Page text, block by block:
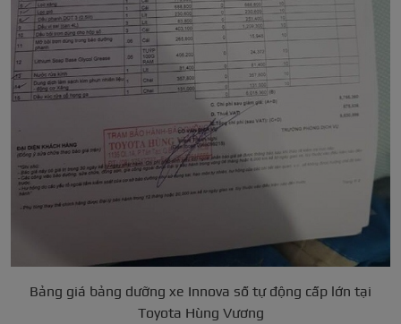
Bảng giá bảng dưỡng xe Innova số tự động cấp lớn tại
Toyota Hùng Vương